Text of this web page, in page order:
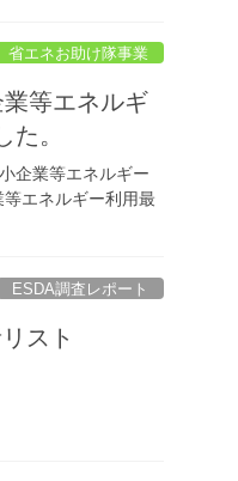
省エネお助け隊事業
等エネルギ
。
企業等エネルギー
エネルギー利用最
ESDA調査レポート
スト